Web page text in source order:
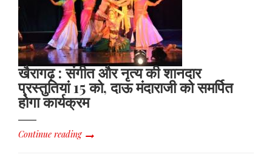
खैरागढ़ : संगीत और नृत्य की शानदार
प्रस्तुतियां 15 को, दाऊ मंदाराजी को समर्पित
होगा कार्यक्रम
Continue reading